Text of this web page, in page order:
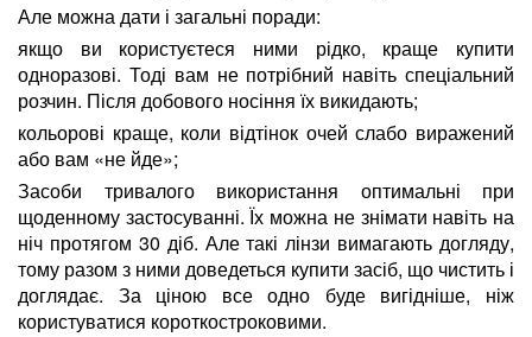
Але можна дати і загальні поради:
якщо ви користуєтеся ними рідко, краще купити
одноразові. Тоді вам не потрібний навіть спеціальний
розчин. Після добового носіння їх викидають;
кольорові краще, коли відтінок очей слабо виражений
або вам «не йде»;
Засоби тривалого використання оптимальні при
щоденному застосуванні. Їх можна не знімати навіть на
ніч протягом 30 діб. Але такі лінзи вимагають догляду,
тому разом з ними доведеться купити засіб, що чистить і
доглядає. За ціною все одно буде вигідніше, ніж
користуватися короткостроковими.